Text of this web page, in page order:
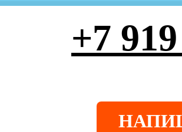
+7